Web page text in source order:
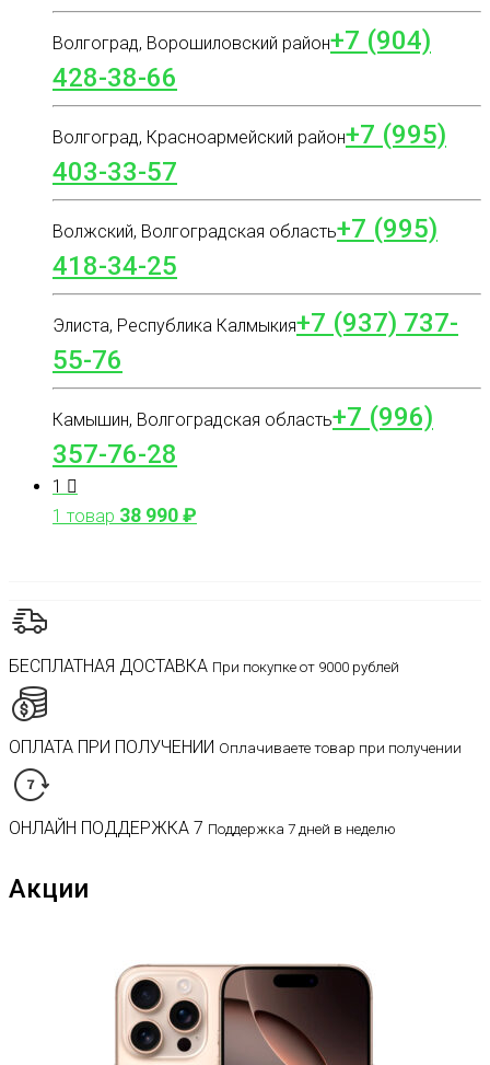
Волгоград, Ворошиловский район+7 (904)
428-38-66
Волгоград, Красноармейский район+7 (995)
403-33-57
Волжский, Волгоградская область+7 (995)
418-34-25
Элиста, Республика Калмыкия+7 (937) 737-
55-76
Камышин, Волгоградская область+7 (996)
357-76-28
1
1 товар 38 990₽
БЕСПЛАТНАЯ ДОСТАВКА При покупке от 9000 рублей
ОПЛАТА ПРИ ПОЛУЧЕНИИ Оплачиваете товар при получении
ОНЛАЙН ПОДДЕРЖКА 7 Поддержка 7 дней в неделю
Акции